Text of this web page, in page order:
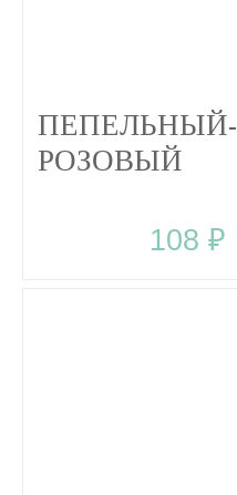
ПЕПЕЛЬНЫЙ-
РОЗОВЫЙ
108 ₽